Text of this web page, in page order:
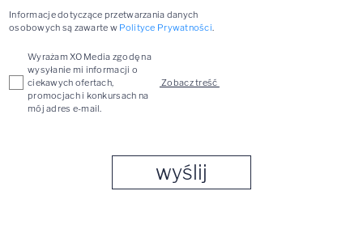
Informacje dotyczące przetwarzania danych
osobowych są zawarte w Polityce Prywatności.
Wyrażam XO Media zgodę na
wysyłanie mi informacji o
ciekawych ofertach,
promocjach i konkursach na
mój adres e-mail.
Zobacz treść
wyślij